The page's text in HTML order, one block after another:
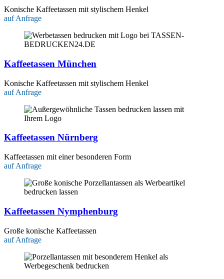
Konische Kaffeetassen mit stylischem Henkel
auf Anfrage
Kaffeetassen München
Konische Kaffeetassen mit stylischem Henkel
auf Anfrage
Kaffeetassen Nürnberg
Kaffeetassen mit einer besonderen Form
auf Anfrage
Kaffeetassen Nymphenburg
Große konische Kaffeetassen
auf Anfrage